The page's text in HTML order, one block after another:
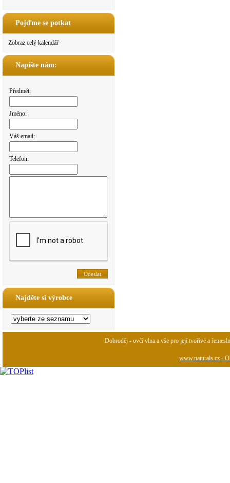
Pojďme se potkat
Zobraz celý kalendář
Napište nám:
Předmět:
Jméno:
Váš email:
Telefon:
Najděte si výrobce
Dobroděj - ovčí vlna a vše pro její tvořivé a
www.naturals.cz -